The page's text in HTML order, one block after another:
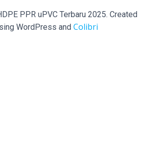
PPR uPVC Terbaru 2025. Created
WordPress and Colibri